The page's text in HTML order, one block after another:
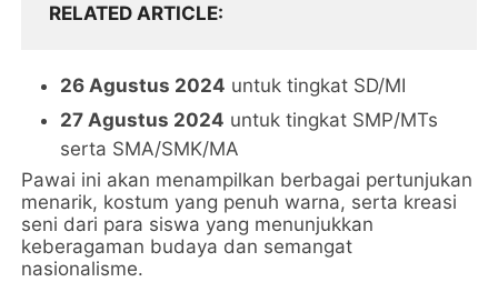
RELATED ARTICLE
26 Agustus 2024 untuk tingkat SD/MI
27 Agustus 2024 untuk tingkat SMP/MTs
serta SMA/SMK/MA
Pawai ini akan menampilkan berbagai pertunjukan
menarik, kostum yang penuh warna, serta kreasi
seni dari para siswa yang menunjukkan
keberagaman budaya dan semangat
nasionalisme.